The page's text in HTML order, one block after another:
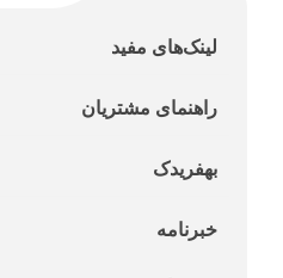
لینک‌های مفید
راهنمای مشتریان
بهفریدک
خبرنامه